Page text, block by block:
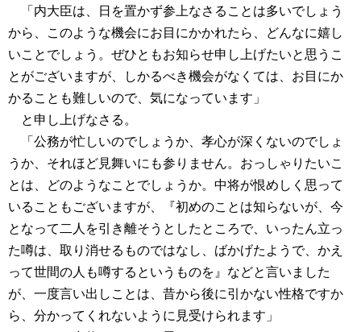
「内大臣は、日を置かず参上なさることは多いでしょう
から、このような機会にお目にかかれたら、どんなに嬉し
いことでしょう。ぜひともお知らせ申し上げたいと思うこ
とがございますが、しかるべき機会がなくては、お目にか
かることも難しいので、気になっています」
と申し上げなさる。
「公務が忙しいのでしょうか、孝心が深くないのでしょ
うか、それほど見舞いにも参りません。おっしゃりたいこ
とは、どのようなことでしょうか。中将が恨めしく思って
いることもございますが、『初めのことは知らないが、今
となって二人を引き離そうとしたところで、いったん立っ
た噂は、取り消せるものではなし、ばかげたようで、かえ
って世間の人も噂するというものを』などと言いました
が、一度言い出しことは、昔から後に引かない性格ですか
ら、分かってくれないように見受けられます」